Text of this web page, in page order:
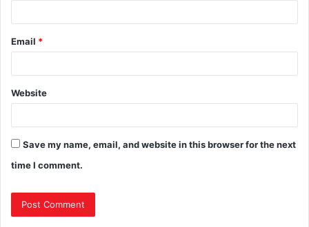
Email *
Website
Save my name, email, and website in this browser for the next
time I comment.